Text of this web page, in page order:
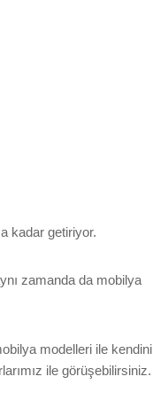
kadar getiriyor.
zamanda da mobilya
modelleri ile kendini
ile görüşebilirsiniz.